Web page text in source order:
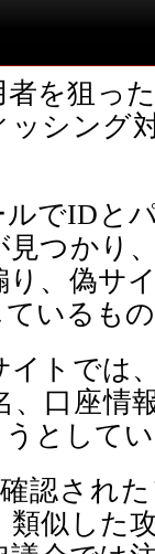
者を狙っ
シング
でIDと
つかり
、偽サ
いるも
トでは
口座情
として
認され
似した